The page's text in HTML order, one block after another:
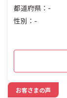
都道府県：-
性別：-
お客さまの声